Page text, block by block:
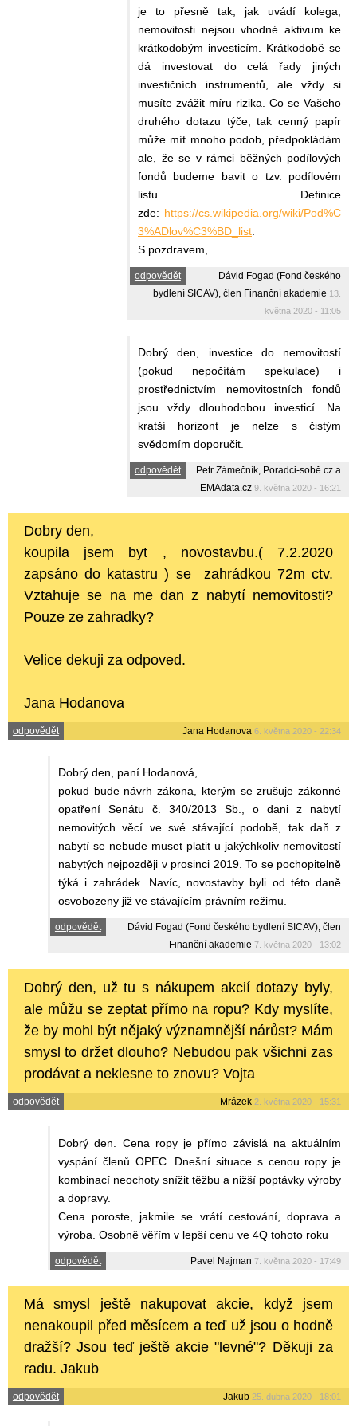
je to přesně tak, jak uvádí kolega,
nemovitosti nejsou vhodné aktivum ke
krátkodobým investicím. Krátkodobě se
dá investovat do celá řady jiných
investičních instrumentů, ale vždy si
musíte zvážit míru rizika. Co se Vašeho
druhého dotazu týče, tak cenný papír
může mít mnoho podob, předpokládám
ale, že se v rámci běžných podílových
fondů budeme bavit o tzv. podílovém
listu. Definice
zde: https://cs.wikipedia.org/wiki/Pod%C
3%ADlov%C3%BD_list
S pozdravem,
odpovědět
Dávid Fogad (Fond českého
bydlení SICAV), člen Finanční akademie 13.
května 2020 - 11:05
Dobrý den, investice do nemovitostí
(pokud nepočítám spekulace) i
prostřednictvím nemovitostních fondů
jsou vždy dlouhodobou investicí. Na
kratší horizont je nelze s čistým
svědomím doporučit.
odpovědět
Petr Zámečník, Poradci-sobě.cz a
EMAdata.cz 9. května 2020 - 16:21
Dobry den,
koupila jsem byt , novostavbu.( 7.2.2020
zapsáno do katastru ) se zahrádkou 72m ctv.
Vztahuje se na me dan z nabytí nemovitosti?
Pouze ze zahradky?
Velice dekuji za odpoved.
Jana Hodanova
odpovědět Jana Hodanova 6. května 2020 - 22:34
Dobrý den, paní Hodanová,
pokud bude návrh zákona, kterým se zrušuje zákonné
opatření Senátu č. 340/2013 Sb., o dani z nabytí
nemovitých věcí ve své stávající podobě, tak daň z
nabytí se nebude muset platit u jakýchkoliv nemovitostí
nabytých nejpozději v prosinci 2019. To se pochopitelně
týká i zahrádek. Navíc, novostavby byli od této daně
osvobozeny již ve stávajícím právním režimu.
odpovědět
Dávid Fogad (Fond českého bydlení SICAV), člen
Finanční akademie 7. května 2020 - 13:02
Dobrý den, už tu s nákupem akcií dotazy byly,
ale můžu se zeptat přímo na ropu? Kdy myslíte,
že by mohl být nějaký významnější nárůst? Mám
smysl to držet dlouho? Nebudou pak všichni zas
prodávat a neklesne to znovu? Vojta
odpovědět Mrázek 2. května 2020 - 15:31
Dobrý den. Cena ropy je přímo závislá na aktuálním
vyspání členů OPEC. Dnešní situace s cenou ropy je
kombinací neochoty snížit těžbu a nižší poptávky výroby
a dopravy.
Cena poroste, jakmile se vrátí cestování, doprava a
výroba. Osobně věřím v lepší cenu ve 4Q tohoto roku
odpovědět Pavel Najman 7. května 2020 - 17:49
Má smysl ještě nakupovat akcie, když jsem
nenakoupil před měsícem a teď už jsou o hodně
dražší? Jsou teď ještě akcie "levné"? Děkuji za
radu. Jakub
odpovědět Jakub 25. dubna 2020 - 18:01